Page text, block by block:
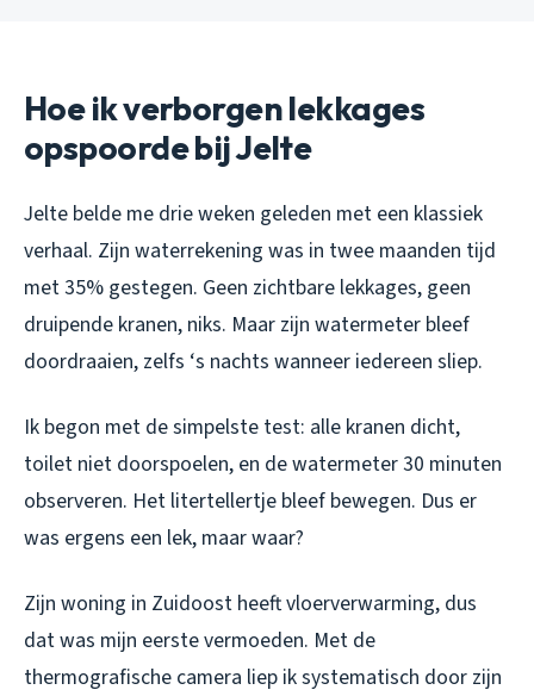
Hoe ik verborgen lekkages
opspoorde bij Jelte
Jelte belde me drie weken geleden met een klassiek
verhaal. Zijn waterrekening was in twee maanden tijd
met 35% gestegen. Geen zichtbare lekkages, geen
druipende kranen, niks. Maar zijn watermeter bleef
doordraaien, zelfs ‘s nachts wanneer iedereen sliep.
Ik begon met de simpelste test: alle kranen dicht,
toilet niet doorspoelen, en de watermeter 30 minuten
observeren. Het litertellertje bleef bewegen. Dus er
was ergens een lek, maar waar?
Zijn woning in Zuidoost heeft vloerverwarming, dus
dat was mijn eerste vermoeden. Met de
thermografische camera liep ik systematisch door zijn